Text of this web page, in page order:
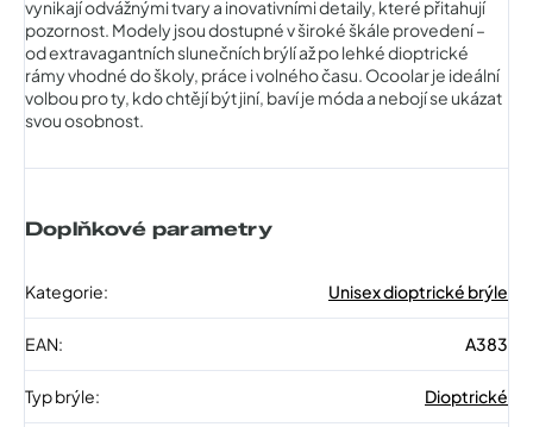
vynikají odvážnými tvary a inovativními detaily, které přitahují
pozornost. Modely jsou dostupné v široké škále provedení –
od extravagantních slunečních brýlí až po lehké dioptrické
rámy vhodné do školy, práce i volného času. Ocoolar je ideální
volbou pro ty, kdo chtějí být jiní, baví je móda a nebojí se ukázat
svou osobnost.
Doplňkové parametry
Kategorie: Unisex dioptrické brýle
EAN: A383
Typ brýle: Dioptrické